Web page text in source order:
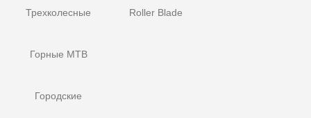
Трехколесные
Горные MTB
Городские
Roller Blade